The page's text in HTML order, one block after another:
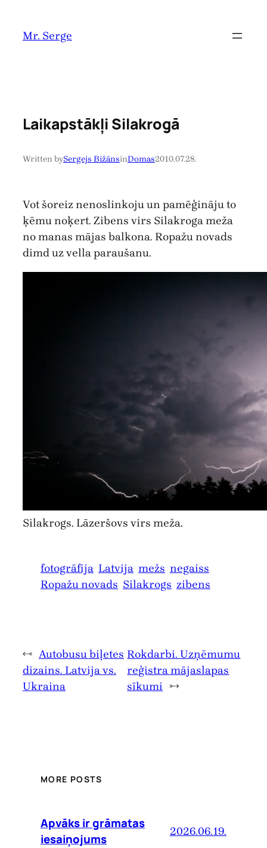
saturu
Mr. Serge
Laikapstākļi Silakrogā
Written bySergejs BižānsinDomas2010.07.28.
Vot šoreiz nenoslinkoju un pamēģināju to
ķēmu noķert. Zibens virs Silakroga meža
no manas mājas balkona. Ropažu novads
dimd uz vella paraušanu.
Silakrogs. Lāzeršovs virs meža.
fotogrāfija Latvija mežs negaiss
Ropažu novads Silakrogs zibens
← Autobusu biļetes
dizains. Latvija vs.
Ukraina
Rokdarbi. Uzņēmumu
reģistra mājaslapas
sīkumi →
MORE POSTS
Apvāks ir grāmatas
iesaiņojums
2026.06.19.